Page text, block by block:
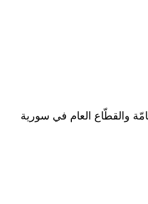
والقطّاع العام في سورية